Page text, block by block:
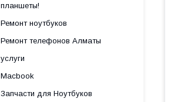
планшеты!
Ремонт ноутбуков
Ремонт телефонов Алматы
услуги
Macbook
Запчасти для Ноутбуков